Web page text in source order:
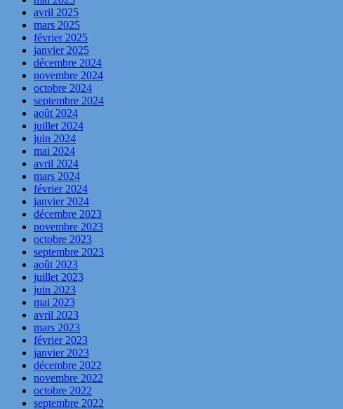
avril 2025
mars 2025
février 2025
janvier 2025
décembre 2024
novembre 2024
octobre 2024
septembre 2024
août 2024
juillet 2024
juin 2024
mai 2024
avril 2024
mars 2024
février 2024
janvier 2024
décembre 2023
novembre 2023
octobre 2023
septembre 2023
août 2023
juillet 2023
juin 2023
mai 2023
avril 2023
mars 2023
février 2023
janvier 2023
décembre 2022
novembre 2022
octobre 2022
septembre 2022